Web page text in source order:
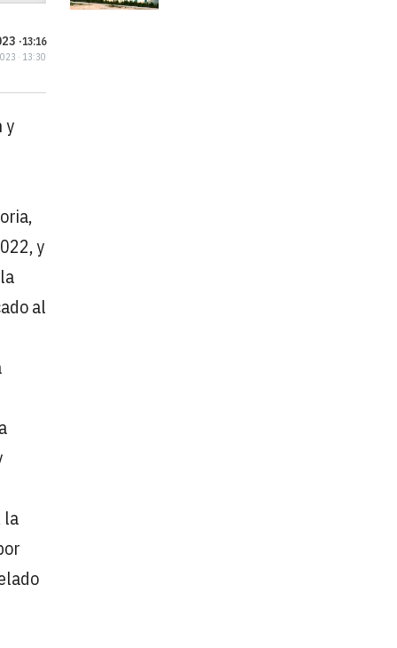
·13:16
· 13:30
y
y
al
la